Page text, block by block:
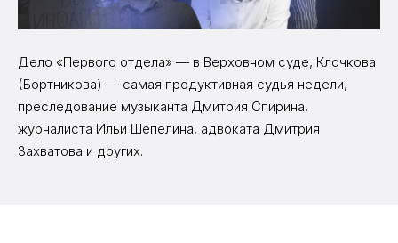
Дело «Первого отдела» — в Верховном суде, Клочкова
(Бортникова) — самая продуктивная судья недели,
преследование музыканта Дмитрия Спирина,
журналиста Ильи Шепелина, адвоката Дмитрия
Захватова и других.